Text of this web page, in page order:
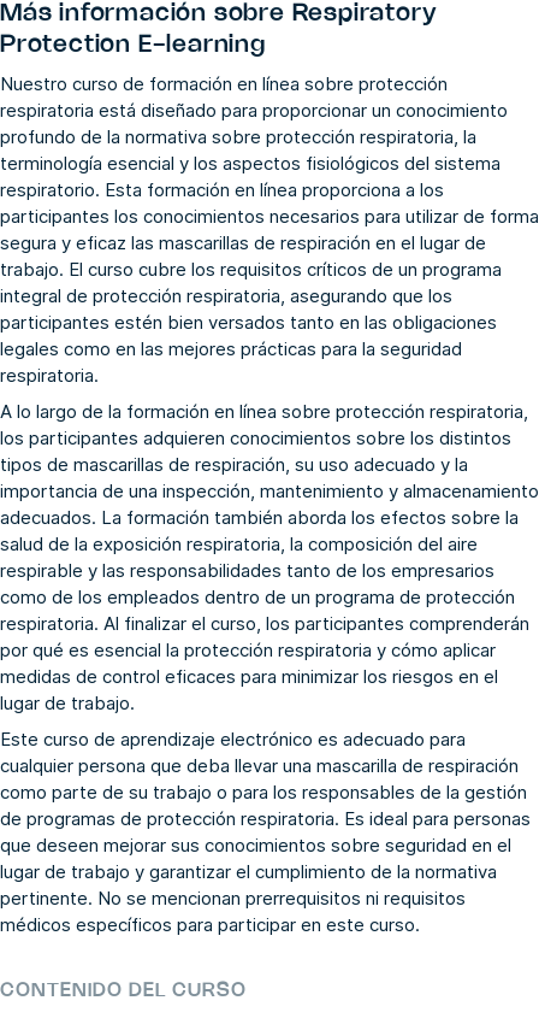
Más información sobre Respiratory
Protection E-learning
Nuestro curso de formación en línea sobre protección
respiratoria está diseñado para proporcionar un conocimiento
profundo de la normativa sobre protección respiratoria, la
terminología esencial y los aspectos fisiológicos del sistema
respiratorio. Esta formación en línea proporciona a los
participantes los conocimientos necesarios para utilizar de forma
segura y eficaz las mascarillas de respiración en el lugar de
trabajo. El curso cubre los requisitos críticos de un programa
integral de protección respiratoria, asegurando que los
participantes estén bien versados tanto en las obligaciones
legales como en las mejores prácticas para la seguridad
respiratoria.
A lo largo de la formación en línea sobre protección respiratoria,
los participantes adquieren conocimientos sobre los distintos
tipos de mascarillas de respiración, su uso adecuado y la
importancia de una inspección, mantenimiento y almacenamiento
adecuados. La formación también aborda los efectos sobre la
salud de la exposición respiratoria, la composición del aire
respirable y las responsabilidades tanto de los empresarios
como de los empleados dentro de un programa de protección
respiratoria. Al finalizar el curso, los participantes comprenderán
por qué es esencial la protección respiratoria y cómo aplicar
medidas de control eficaces para minimizar los riesgos en el
lugar de trabajo.
Este curso de aprendizaje electrónico es adecuado para
cualquier persona que deba llevar una mascarilla de respiración
como parte de su trabajo o para los responsables de la gestión
de programas de protección respiratoria. Es ideal para personas
que deseen mejorar sus conocimientos sobre seguridad en el
lugar de trabajo y garantizar el cumplimiento de la normativa
pertinente. No se mencionan prerrequisitos ni requisitos
médicos específicos para participar en este curso.
CONTENIDO DEL CURSO